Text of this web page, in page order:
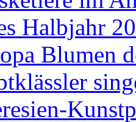
Halbjahr
Blumen